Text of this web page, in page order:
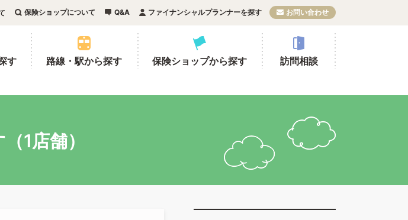
保険ショップについて Q&A ファイナンシャルプランナーを探す お問い合わせ
す 路線・駅から探す 保険ショップから探す 訪問相談
1店舗）